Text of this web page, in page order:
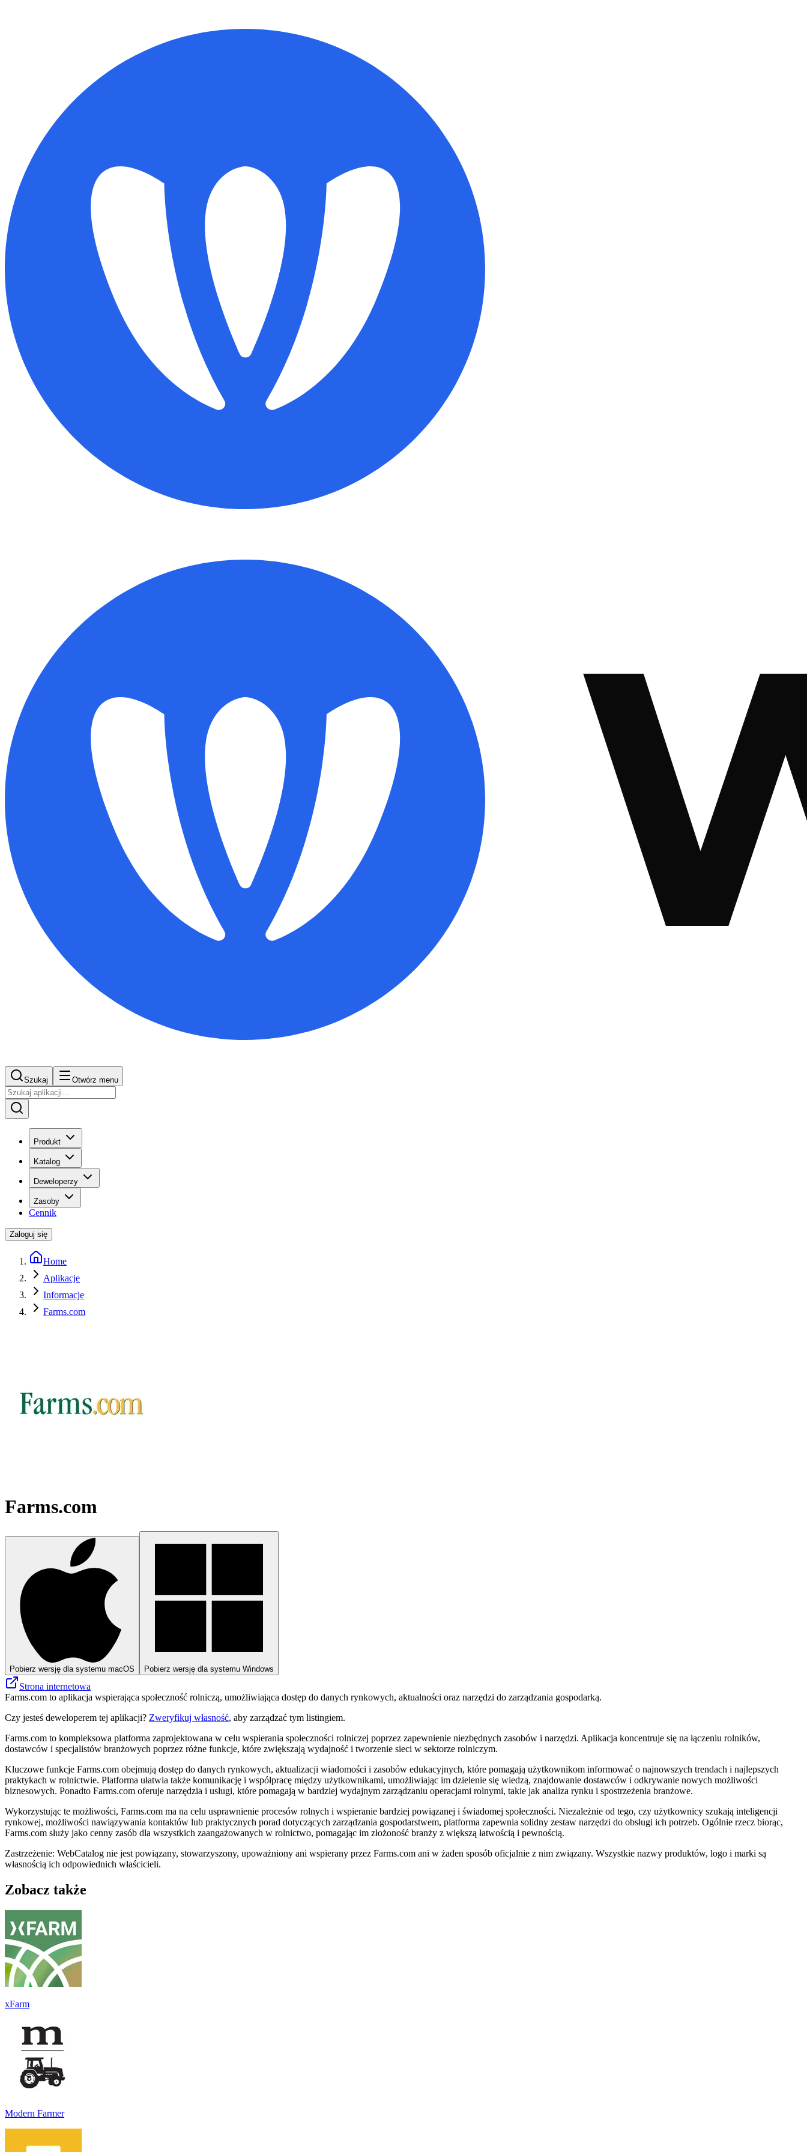
Szukaj Otwórz menu
Produkt
Katalog
Deweloperzy
Zasoby
Cennik
Zaloguj się
Home
Aplikacje
Informacje
Farms.com
Farms.com
Pobierz wersję dla systemu macOS Pobierz wersję dla systemu Windows
Strona internetowa
Farms.com to aplikacja wspierająca społeczność rolniczą, umożliwiająca dostęp do danych rynkowych, aktualności oraz narzędzi do zarządzania gospodarką.
Czy jesteś deweloperem tej aplikacji? Zweryfikuj własność, aby zarządzać tym listingiem.
Farms.com to kompleksowa platforma zaprojektowana w celu wspierania społeczności rolniczej poprzez zapewnienie niezbędnych zasobów i narzędzi. Aplikacja koncentruje się na łączeniu rolników,
dostawców i specjalistów branżowych poprzez różne funkcje, które zwiększają wydajność i tworzenie sieci w sektorze rolniczym.
Kluczowe funkcje Farms.com obejmują dostęp do danych rynkowych, aktualizacji wiadomości i zasobów edukacyjnych, które pomagają użytkownikom informować o najnowszych trendach i najlepszych
praktykach w rolnictwie. Platforma ułatwia także komunikację i współpracę między użytkownikami, umożliwiając im dzielenie się wiedzą, znajdowanie dostawców i odkrywanie nowych możliwości
biznesowych. Ponadto Farms.com oferuje narzędzia i usługi, które pomagają w bardziej wydajnym zarządzaniu operacjami rolnymi, takie jak analiza rynku i spostrzeżenia branżowe.
Wykorzystując te możliwości, Farms.com ma na celu usprawnienie procesów rolnych i wspieranie bardziej powiązanej i świadomej społeczności. Niezależnie od tego, czy użytkownicy szukają inteligencji
rynkowej, możliwości nawiązywania kontaktów lub praktycznych porad dotyczących zarządzania gospodarstwem, platforma zapewnia solidny zestaw narzędzi do obsługi ich potrzeb. Ogólnie rzecz biorąc,
Farms.com służy jako cenny zasób dla wszystkich zaangażowanych w rolnictwo, pomagając im złożoność branży z większą łatwością i pewnością.
Zastrzeżenie: WebCatalog nie jest powiązany, stowarzyszony, upoważniony ani wspierany przez Farms.com ani w żaden sposób oficjalnie z nim związany. Wszystkie nazwy produktów, logo i marki są
własnością ich odpowiednich właścicieli.
Zobacz także
xFarm
Modern Farmer